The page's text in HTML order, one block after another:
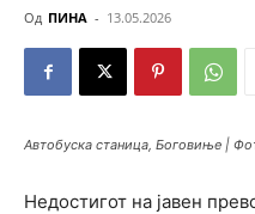
Од ПИНА - 13.05.2026
Автобуска станица, Боговиње |
Недостигот на јавен